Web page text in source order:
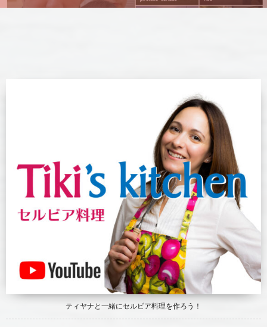
ティヤナと一緒にセルビア料理を作ろう！